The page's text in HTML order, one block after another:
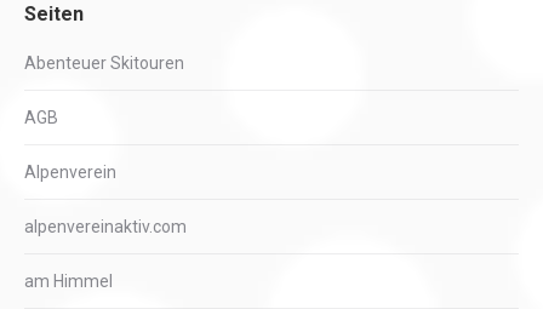
Seiten
Abenteuer Skitouren
AGB
Alpenverein
alpenvereinaktiv.com
am Himmel